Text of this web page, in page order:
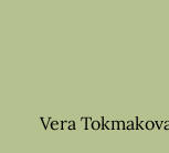
Vera